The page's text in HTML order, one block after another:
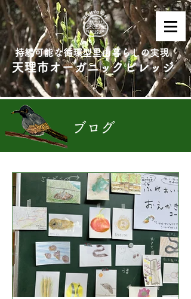
持続可能な循環型里山暮らしの実現
天理市オーガニックビレッジ
ブログ